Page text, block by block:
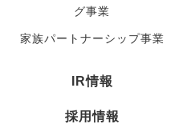
グ事業
家族パートナーシップ事業
IR情報
採用情報